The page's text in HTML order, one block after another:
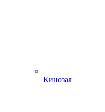
Кинозал